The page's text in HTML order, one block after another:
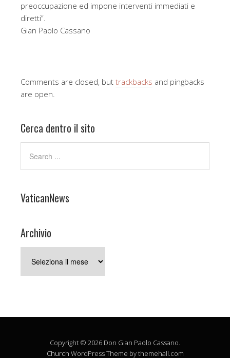
preoccupazione ed impone interventi immediati e
diretti”.
Gian Paolo Cassano
Comments are closed, but trackbacks and pingbacks
are open.
Cerca dentro il sito
VaticanNews
Archivio
Copyright © 2026 Don Gian Paolo Cassano.
Church WordPress Theme by themehall.com